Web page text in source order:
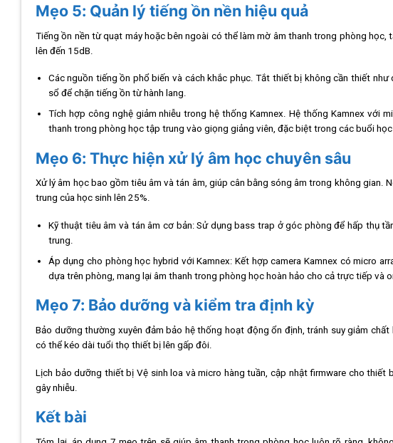
Mẹo 5: Quản lý tiếng ồn nền hiệu quả
Tiếng ồn nền từ quạt máy hoặc bên ngoài có thể làm mờ âm thanh trong phòng
lên đến 15dB.
Các nguồn tiếng ồn phổ biến và cách khắc phục. Tắt thiết bị không cần thiết
sổ để chặn tiếng ồn từ hành lang.
Tích hợp công nghệ giảm nhiễu trong hệ thống Kamnex. Hệ thống Kamnex với
thanh trong phòng học tập trung vào giọng giảng viên, đặc biệt trong các buổi
Mẹo 6: Thực hiện xử lý âm học chuyên sâu
Xử lý âm học bao gồm tiêu âm và tán âm, giúp cân bằng sóng âm trong không gian.
trung của học sinh lên 25%.
Kỹ thuật tiêu âm và tán âm cơ bản: Sử dụng bass trap ở góc phòng để hấp thụ
trung.
Áp dụng cho phòng học hybrid với Kamnex: Kết hợp camera Kamnex có micro
dựa trên phòng, mang lại âm thanh trong phòng học hoàn hảo cho cả trực tiếp và
Mẹo 7: Bảo dưỡng và kiểm tra định kỳ
Bảo dưỡng thường xuyên đảm bảo hệ thống hoạt động ổn định, tránh suy giảm
có thể kéo dài tuổi thọ thiết bị lên gấp đôi.
Lịch bảo dưỡng thiết bị Vệ sinh loa và micro hàng tuần, cập nhật firmware cho
gây nhiễu.
Kết bài